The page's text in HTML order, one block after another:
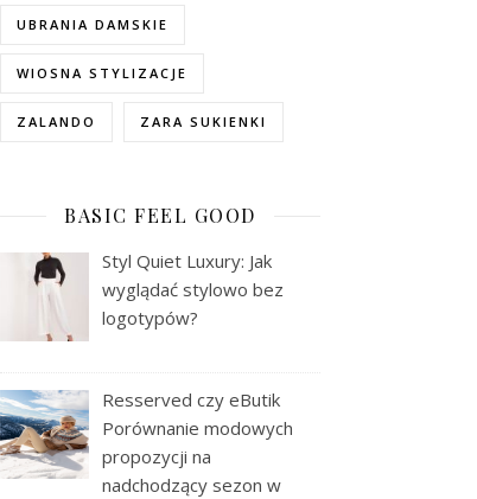
UBRANIA DAMSKIE
WIOSNA STYLIZACJE
ZALANDO ZARA SUKIENKI
BASIC FEEL GOOD
Styl Quiet Luxury: Jak
wyglądać stylowo bez
logotypów?
Resserved czy eButik
Porównanie modowych
propozycji na
nadchodzący sezon w